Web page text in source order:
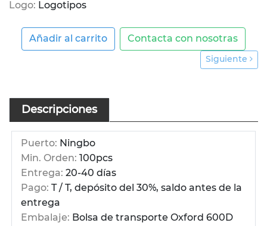
Logo: Logotipos
Añadir al carrito Contacta con nosotras
Siguiente
Descripciones
Puerto: Ningbo
Min. Orden: 100pcs
Entrega: 20-40 días
Pago: T / T, depósito del 30%, saldo antes de la
entrega
Embalaje: Bolsa de transporte Oxford 600D